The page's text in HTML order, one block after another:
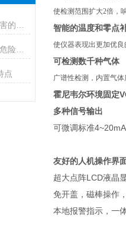
点
使检测范围扩大2倍，
智能的温度和零点
使仪器表现出更加优良
可检测数千种气体
广谱性检测，内置气
霍尼韦尔环境固定
多种信号输出
可微调标准
友好的人机操作界
超大点阵LCD液晶
免开盖，磁棒操作
本地报警指示，一